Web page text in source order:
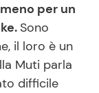
per un
Sono
il loro è un
Muti parla
difficile